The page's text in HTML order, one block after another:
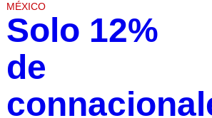
MÉXICO
Solo 12%
de